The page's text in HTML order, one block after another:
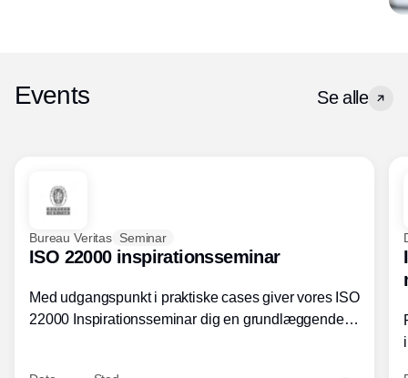
Events Se alle
Bureau Veritas Seminar
ISO 22000 inspirationsseminar
Med udgangspunkt i praktiske cases giver vores ISO
22000 Inspirationsseminar dig en grundlæggende